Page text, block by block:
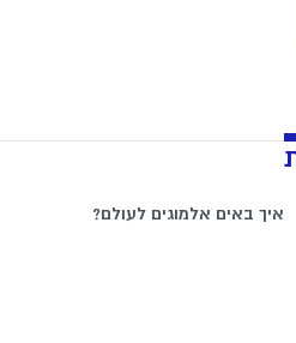
איך באים אלמוגים לעולם?